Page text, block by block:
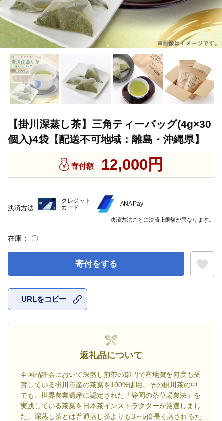
【掛川深蒸し茶】三角ティーバッグ(4g×30
個入)4袋【配送不可地域：離島・沖縄県】
寄付額 12,000円
在庫： 〇
寄付をする
URLをコピー
返礼品について
全国品評会において深蒸し煎茶の部門で産地賞を何度も受
賞している掛川市産の茶葉を100%使用。その掛川茶の中
でも、世界農業遺産に認定された「静岡の茶草場農法」を
実践している茶葉を日本茶インストラクターが厳選しまし
た。深蒸し茶とは普通蒸し茶よりも3～5倍長く蒸されるた
決済方法
クレジット
カード
ANA Pay
決済方法ごとに決済上限額が異なります。